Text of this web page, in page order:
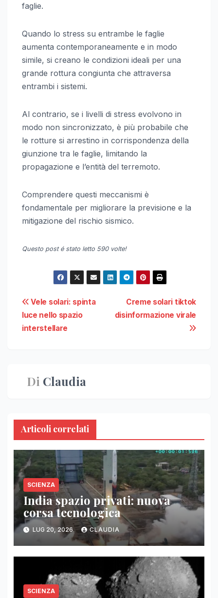
faglie.
Quando lo stress su entrambe le faglie
aumenta contemporaneamente e in modo
simile, si creano le condizioni ideali per una
grande rottura congiunta che attraversa
entrambi i sistemi.
Al contrario, se i livelli di stress evolvono in
modo non sincronizzato, è più probabile che
le rotture si arrestino in corrispondenza della
giunzione tra le faglie, limitando la
propagazione e l’entità del terremoto.
Comprendere questi meccanismi è
fondamentale per migliorare la previsione e la
mitigazione del rischio sismico.
Questo post é stato letto 590 volte!
Navigazione
articoli
Creme solari tiktok
disinformazione virale
Vele solari: spinta
luce nello spazio
interstellare
Di Claudia
Articoli correlati
SCIENZA
India spazio privati: nuova
corsa tecnologica
LUG 20, 2026 CLAUDIA
SCIENZA